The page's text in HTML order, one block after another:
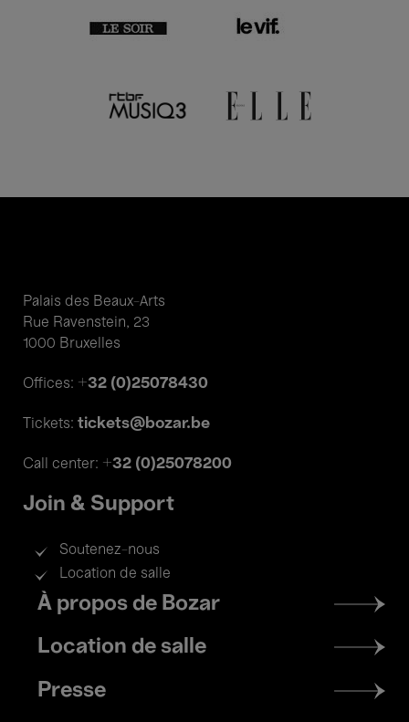
Palais des Beaux-Arts
Rue Ravenstein, 23
1000 Bruxelles
Offices: +32 (0)25078430
Tickets: tickets@bozar.be
Call center: +32 (0)25078200
Join & Support
Soutenez-nous
Location de salle
Footer
menu
À propos de Bozar
Location de salle
Presse